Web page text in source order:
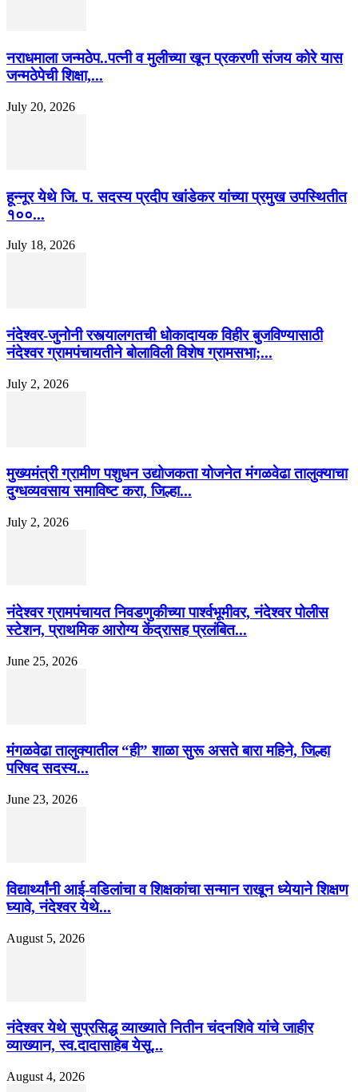
नराधमाला जन्मठेप..पत्नी व मुलीच्या खून प्रकरणी संजय कोरे यास
जन्मठेपेची शिक्षा,...
July 20, 2026
हून्नूर येथे जि. प. सदस्य प्रदीप खांडेकर यांच्या प्रमुख उपस्थितीत
१००...
July 18, 2026
नंदेश्वर-जुनोनी रस्त्यालगतची धोकादायक विहीर बुजविण्यासाठी
नंदेश्वर ग्रामपंचायतीने बोलाविली विशेष ग्रामसभा;...
July 2, 2026
मुख्यमंत्री ग्रामीण पशुधन उद्योजकता योजनेत मंगळवेढा तालुक्याचा
दुग्धव्यवसाय समाविष्ट करा, जिल्हा...
July 2, 2026
नंदेश्वर ग्रामपंचायत निवडणुकीच्या पार्श्वभूमीवर, नंदेश्वर पोलीस
स्टेशन, प्राथमिक आरोग्य केंद्रासह प्रलंबित...
June 25, 2026
मंगळवेढा तालुक्यातील “ही” शाळा सुरू असते बारा महिने, जिल्हा
परिषद सदस्य...
June 23, 2026
विद्यार्थ्यांनी आई-वडिलांचा व शिक्षकांचा सन्मान राखून ध्येयाने शिक्षण
घ्यावे, नंदेश्वर येथे...
August 5, 2026
नंदेश्वर येथे सुप्रसिद्ध व्याख्याते नितीन चंदनशिवे यांचे जाहीर
व्याख्यान, स्व.दादासाहेब येसू...
August 4, 2026